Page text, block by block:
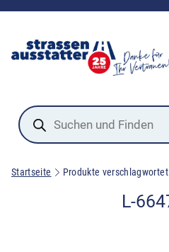
Products
search
Startseite Produkte
L-